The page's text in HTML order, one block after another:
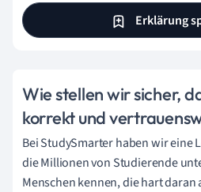
Erklärung
Wie stellen wir sicher,
korrekt und
Bei StudySmarter haben wir eine
die Millionen von Studierende
Menschen kennen, die hart daran